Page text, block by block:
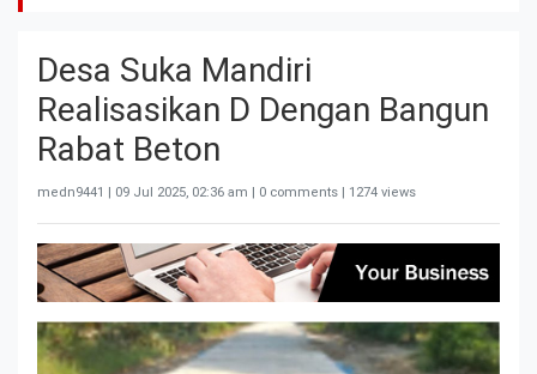
Desa Suka Mandiri
Realisasikan D Dengan Bangun
Rabat Beton
medn9441 | 09 Jul 2025, 02:36 am | 0 comments | 1274 views